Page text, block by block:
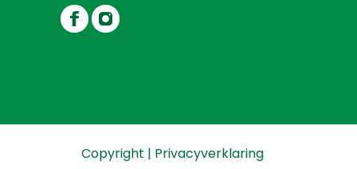
Copyright | Privacyverklaring